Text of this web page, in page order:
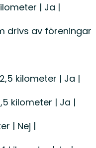
| Ja |
drivs av föreningar
kilometer | Ja |
kilometer | Ja |
| Nej |